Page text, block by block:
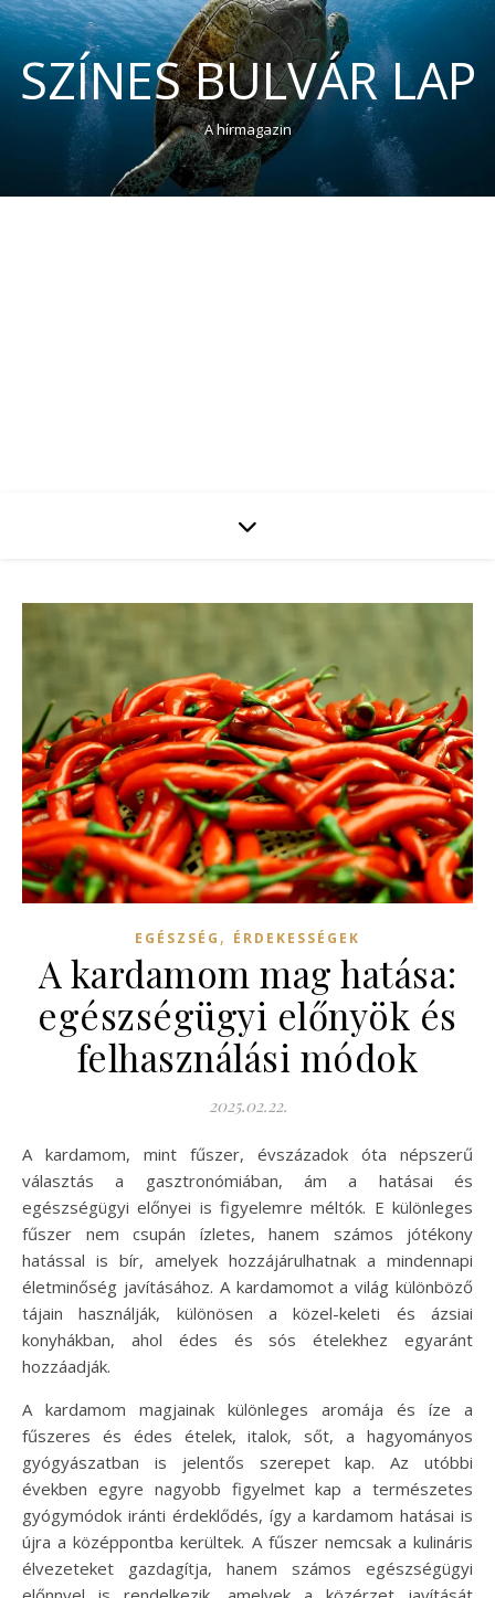
SZÍNES BULVÁR LAP
A hírmagazin
EGÉSZSÉG , ÉRDEKESSÉGEK
A kardamom mag hatása:
egészségügyi előnyök és
felhasználási módok
2025.02.22.
A kardamom, mint fűszer, évszázadok óta népszerű
választás a gasztronómiában, ám a hatásai és
egészségügyi előnyei is figyelemre méltók. E különleges
fűszer nem csupán ízletes, hanem számos jótékony
hatással is bír, amelyek hozzájárulhatnak a mindennapi
életminőség javításához. A kardamomot a világ különböző
tájain használják, különösen a közel-keleti és ázsiai
konyhákban, ahol édes és sós ételekhez egyaránt
hozzáadják.
A kardamom magjainak különleges aromája és íze a
fűszeres és édes ételek, italok, sőt, a hagyományos
gyógyászatban is jelentős szerepet kap. Az utóbbi
években egyre nagyobb figyelmet kap a természetes
gyógymódok iránti érdeklődés, így a kardamom hatásai is
újra a középpontba kerültek. A fűszer nemcsak a kulináris
élvezeteket gazdagítja, hanem számos egészségügyi